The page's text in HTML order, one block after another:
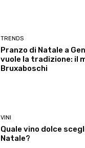
TRENDS
Pranzo di Natale a
vuole la tradizione: il
Bruxaboschi
VINI
Quale vino dolce
Natale?